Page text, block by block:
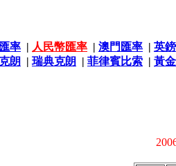
率 | 人民幣匯率 | 澳門匯率 | 英
朗 | 瑞典克朗 | 菲律賓比索 | 黃